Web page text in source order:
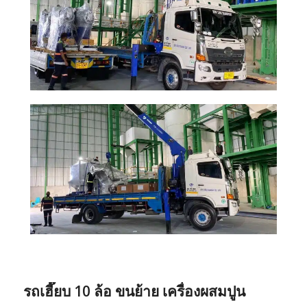
รถเฮี๊ยบ 10 ล้อ ขนย้าย เครื่องผสมปูน